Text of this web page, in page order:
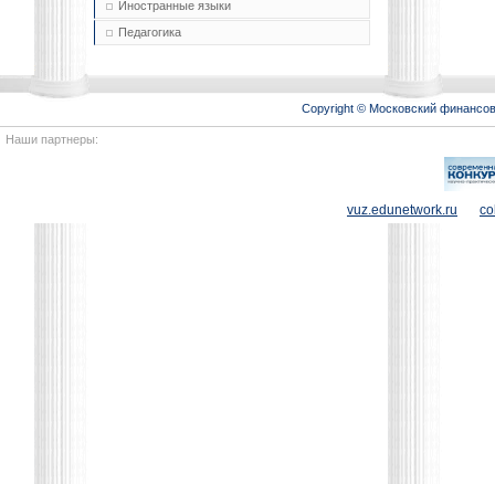
Иностранные языки
Педагогика
Copyright © Московский
Наши партнеры:
vuz.edunetwork.ru